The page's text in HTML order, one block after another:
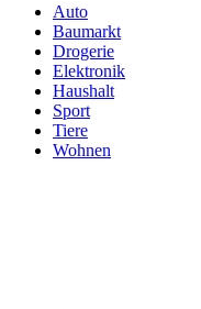
Auto
Baumarkt
Drogerie
Elektronik
Haushalt
Sport
Tiere
Wohnen